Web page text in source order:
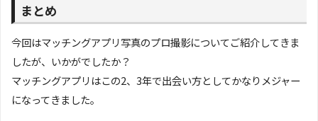
まとめ
今回はマッチングアプリ写真のプロ撮影についてご紹介してきま
したが、いかがでしたか？
マッチングアプリはこの2、3年で出会い方としてかなりメジャー
になってきました。